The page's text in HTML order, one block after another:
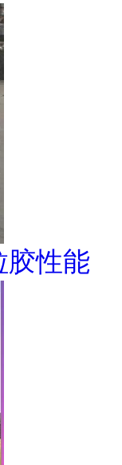
胶性能